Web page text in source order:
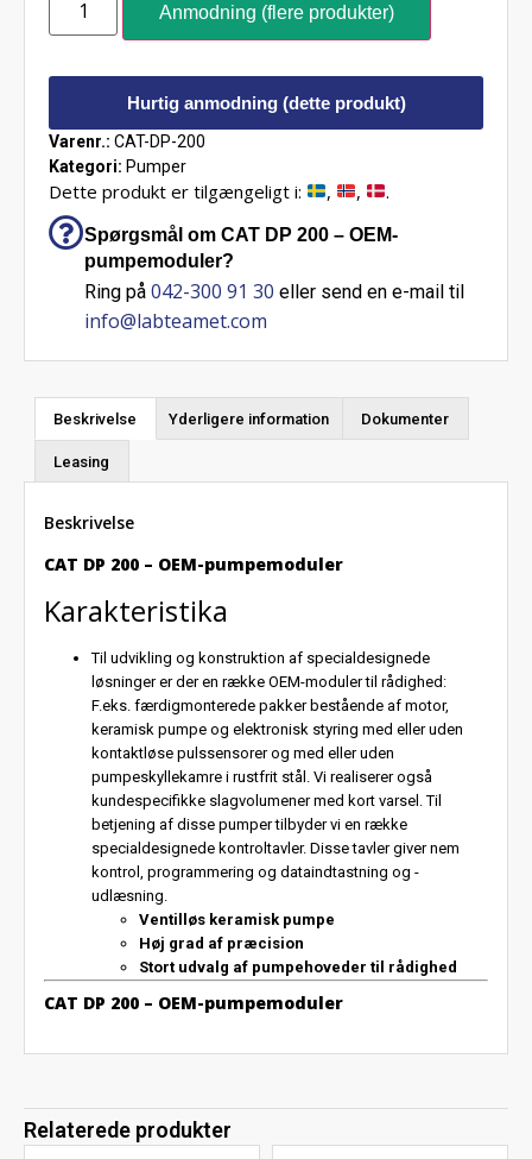
Anmodning (flere produkter)
Hurtig anmodning (dette produkt)
Varenr.: CAT-DP-200
Kategori: Pumper
Dette produkt er tilgængeligt i: , , .
Spørgsmål om CAT DP 200 – OEM-
pumpemoduler?
Ring på 042-300 91 30 eller send en e-mail til
info@labteamet.com
Beskrivelse Yderligere information Dokumenter
Leasing
Beskrivelse
CAT DP 200 – OEM-pumpemoduler
Karakteristika
Til udvikling og konstruktion af specialdesignede
løsninger er der en række OEM-moduler til rådighed:
F.eks. færdigmonterede pakker bestående af motor,
keramisk pumpe og elektronisk styring med eller uden
kontaktløse pulssensorer og med eller uden
pumpeskyllekamre i rustfrit stål. Vi realiserer også
kundespecifikke slagvolumener med kort varsel. Til
betjening af disse pumper tilbyder vi en række
specialdesignede kontroltavler. Disse tavler giver nem
kontrol, programmering og dataindtastning og -
udlæsning.
Ventilløs keramisk pumpe
Høj grad af præcision
Stort udvalg af pumpehoveder til rådighed
CAT DP 200 – OEM-pumpemoduler
Relaterede produkter